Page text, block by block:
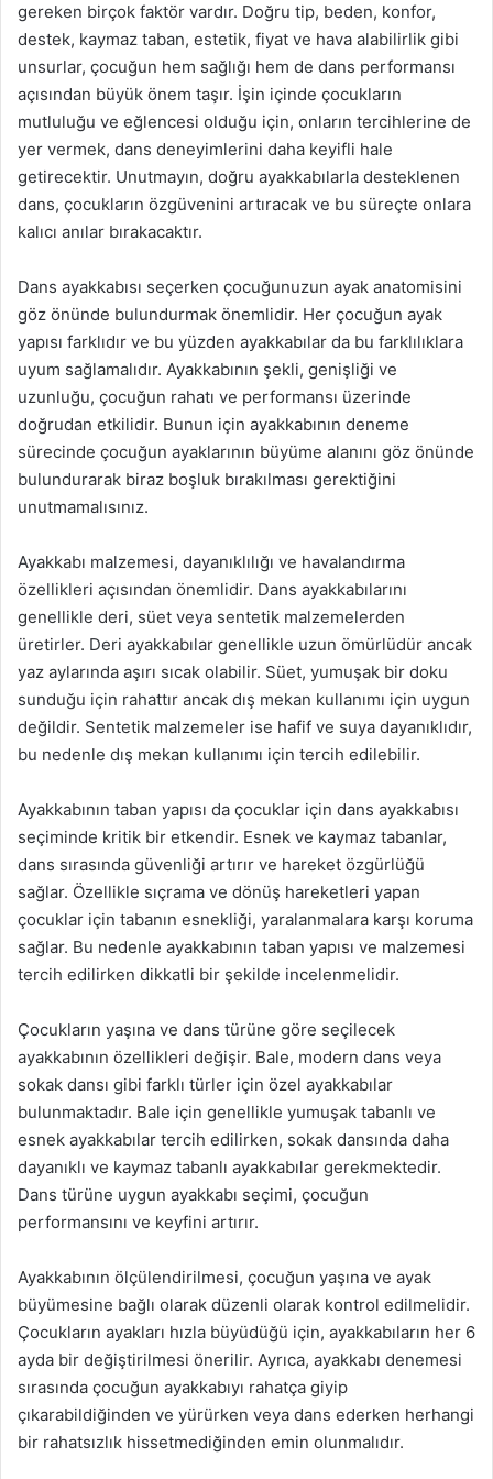
gereken birçok faktör vardır. Doğru tip, beden, konfor,
destek, kaymaz taban, estetik, fiyat ve hava alabilirlik gibi
unsurlar, çocuğun hem sağlığı hem de dans performansı
açısından büyük önem taşır. İşin içinde çocukların
mutluluğu ve eğlencesi olduğu için, onların tercihlerine de
yer vermek, dans deneyimlerini daha keyifli hale
getirecektir. Unutmayın, doğru ayakkabılarla desteklenen
dans, çocukların özgüvenini artıracak ve bu süreçte onlara
kalıcı anılar bırakacaktır.
Dans ayakkabısı seçerken çocuğunuzun ayak anatomisini
göz önünde bulundurmak önemlidir. Her çocuğun ayak
yapısı farklıdır ve bu yüzden ayakkabılar da bu farklılıklara
uyum sağlamalıdır. Ayakkabının şekli, genişliği ve
uzunluğu, çocuğun rahatı ve performansı üzerinde
doğrudan etkilidir. Bunun için ayakkabının deneme
sürecinde çocuğun ayaklarının büyüme alanını göz önünde
bulundurarak biraz boşluk bırakılması gerektiğini
unutmamalısınız.
Ayakkabı malzemesi, dayanıklılığı ve havalandırma
özellikleri açısından önemlidir. Dans ayakkabılarını
genellikle deri, süet veya sentetik malzemelerden
üretirler. Deri ayakkabılar genellikle uzun ömürlüdür ancak
yaz aylarında aşırı sıcak olabilir. Süet, yumuşak bir doku
sunduğu için rahattır ancak dış mekan kullanımı için uygun
değildir. Sentetik malzemeler ise hafif ve suya dayanıklıdır,
bu nedenle dış mekan kullanımı için tercih edilebilir.
Ayakkabının taban yapısı da çocuklar için dans ayakkabısı
seçiminde kritik bir etkendir. Esnek ve kaymaz tabanlar,
dans sırasında güvenliği artırır ve hareket özgürlüğü
sağlar. Özellikle sıçrama ve dönüş hareketleri yapan
çocuklar için tabanın esnekliği, yaralanmalara karşı koruma
sağlar. Bu nedenle ayakkabının taban yapısı ve malzemesi
tercih edilirken dikkatli bir şekilde incelenmelidir.
Çocukların yaşına ve dans türüne göre seçilecek
ayakkabının özellikleri değişir. Bale, modern dans veya
sokak dansı gibi farklı türler için özel ayakkabılar
bulunmaktadır. Bale için genellikle yumuşak tabanlı ve
esnek ayakkabılar tercih edilirken, sokak dansında daha
dayanıklı ve kaymaz tabanlı ayakkabılar gerekmektedir.
Dans türüne uygun ayakkabı seçimi, çocuğun
performansını ve keyfini artırır.
Ayakkabının ölçülendirilmesi, çocuğun yaşına ve ayak
büyümesine bağlı olarak düzenli olarak kontrol edilmelidir.
Çocukların ayakları hızla büyüdüğü için, ayakkabıların her 6
ayda bir değiştirilmesi önerilir. Ayrıca, ayakkabı denemesi
sırasında çocuğun ayakkabıyı rahatça giyip
çıkarabildiğinden ve yürürken veya dans ederken herhangi
bir rahatsızlık hissetmediğinden emin olunmalıdır.